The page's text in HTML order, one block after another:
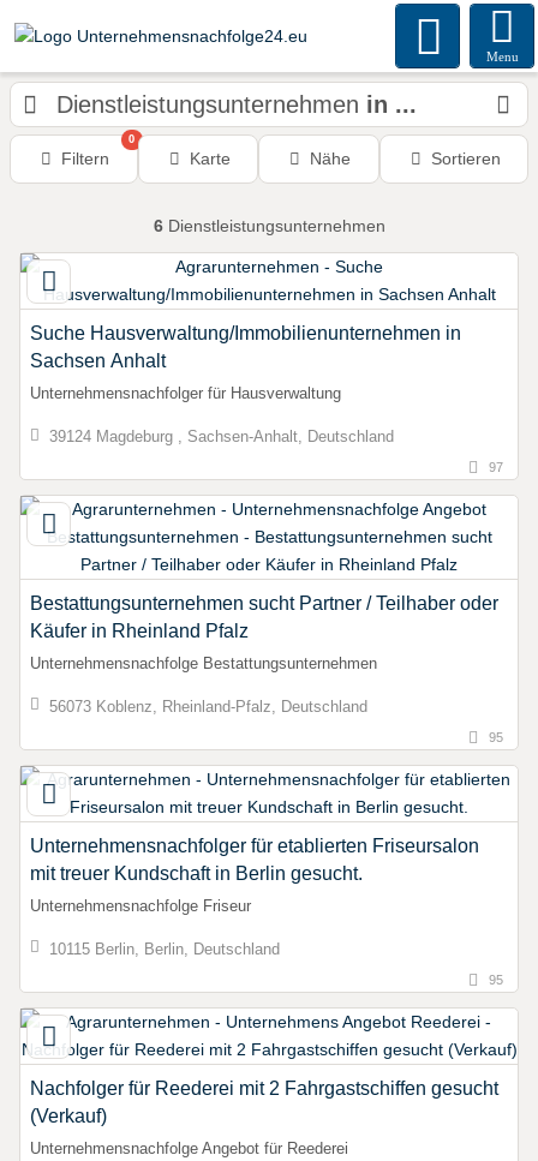
Menu
Dienstleistungsunternehmen in ...
Filtern
0
Karte Nähe Sortieren
6Dienstleistungsunternehmen
Suche Hausverwaltung/Immobilienunternehmen in
Sachsen Anhalt
Unternehmensnachfolger für Hausverwaltung
39124 Magdeburg , Sachsen-Anhalt, Deutschland
97
Bestattungsunternehmen sucht Partner / Teilhaber oder
Käufer in Rheinland Pfalz
Unternehmensnachfolge Bestattungsunternehmen
56073 Koblenz, Rheinland-Pfalz, Deutschland
95
Unternehmensnachfolger für etablierten Friseursalon
mit treuer Kundschaft in Berlin gesucht.
Unternehmensnachfolge Friseur
10115 Berlin, Berlin, Deutschland
95
Nachfolger für Reederei mit 2 Fahrgastschiffen gesucht
(Verkauf)
Unternehmensnachfolge Angebot für Reederei